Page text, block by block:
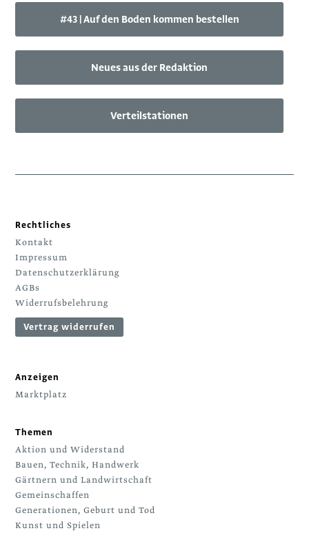
#43 | Auf den Boden kommen bestellen
Neues aus der Redaktion
Verteilstationen
Rechtliches
Kontakt
Impressum
Datenschutzerklärung
AGBs
Widerrufsbelehrung
Vertrag widerrufen
Anzeigen
Marktplatz
Themen
Aktion und Widerstand
Bauen, Technik, Handwerk
Gärtnern und Landwirtschaft
Gemeinschaffen
Generationen, Geburt und Tod
Kunst und Spielen